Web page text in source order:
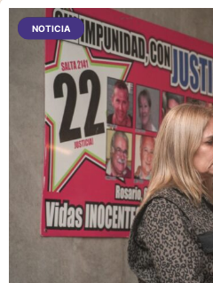
NOTICIA